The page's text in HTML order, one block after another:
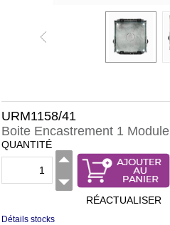
URM1158/41
Boite Encastrement 1 Module
QUANTITÉ
RÉACTUALISER
Détails stocks